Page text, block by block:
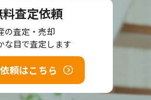
料査定依頼
の査定・売却
な目で査定します
頼はこちら